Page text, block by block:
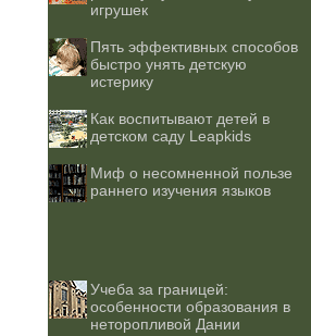
игрушек
Пять эффективных способов
быстро унять детскую
истерику
Как воспитывают детей в
детском саду Leapkids
Миф о несомненной пользе
раннего изучения языков
Учеба за границей:
особенности образования в
неторопливой Дании